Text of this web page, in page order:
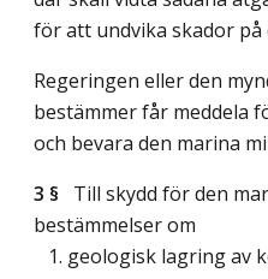
för att undvika skador på
Regeringen eller den
bestämmer får meddela
och bevara den marina
3 § Till skydd för den
bestämmelser om
1. geologisk lagring av